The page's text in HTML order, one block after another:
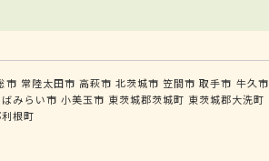
市 常陸太田市 高萩市 北茨城市 笠間市 取手市 牛久市
みらい市 小美玉市 東茨城郡茨城町 東茨城郡大洗町
根町